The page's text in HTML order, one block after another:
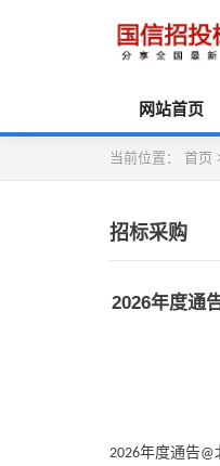
网站首页
当前位置： 首页
招标采购
2026年度通
2026年度通告@